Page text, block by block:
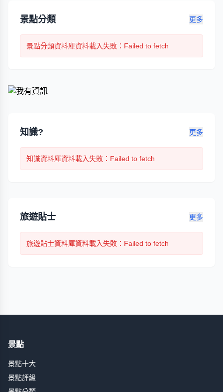
景點分類 更多
景點分類資料庫資料載入失敗 ：Failed to fetch
知識? 更多
知識資料庫資料載入失敗 ：Failed to fetch
旅遊貼士 更多
旅遊貼士資料庫資料載入失敗 ：Failed to fetch
景點
景點十大
景點評級